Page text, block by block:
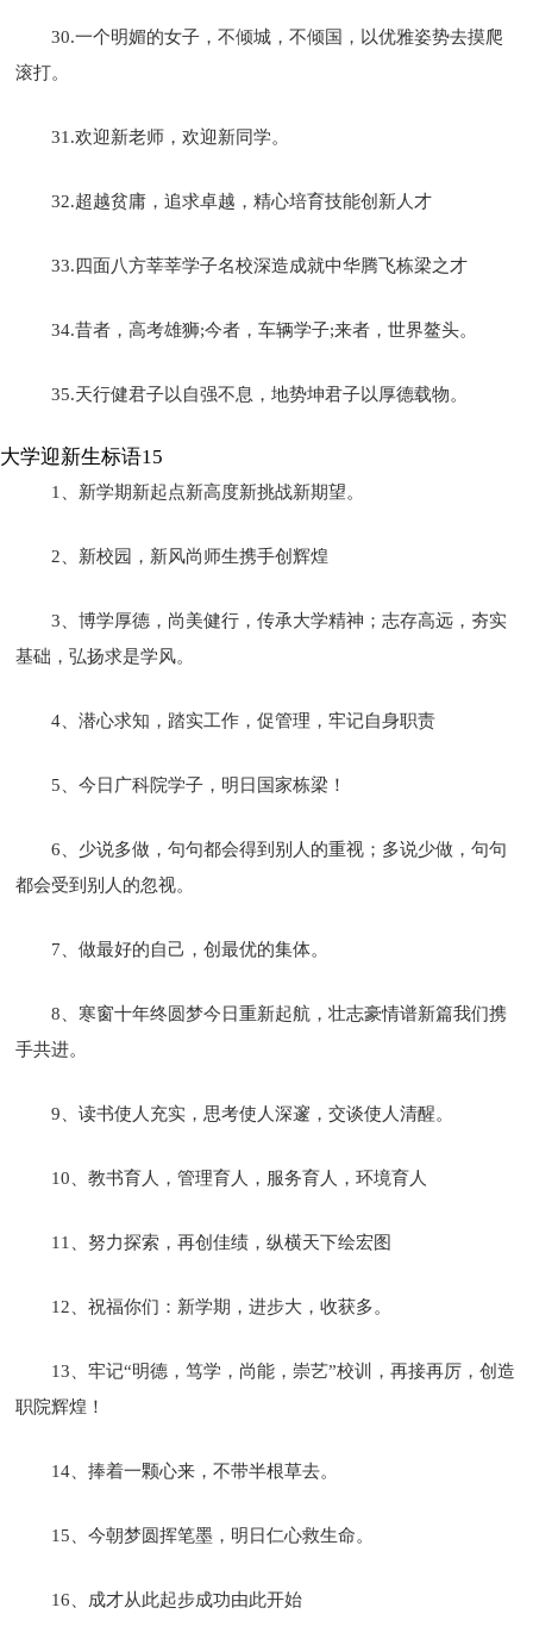
30.一个明媚的女子，不倾城，不倾国，以优雅姿势去摸爬
滚打。
31.欢迎新老师，欢迎新同学。
32.超越贫庸，追求卓越，精心培育技能创新人才
33.四面八方莘莘学子名校深造成就中华腾飞栋梁之才
34.昔者，高考雄狮;今者，车辆学子;来者，世界鳌头。
35.天行健君子以自强不息，地势坤君子以厚德载物。
大学迎新生标语15
1、新学期新起点新高度新挑战新期望。
2、新校园，新风尚师生携手创辉煌
3、博学厚德，尚美健行，传承大学精神；志存高远，夯实
基础，弘扬求是学风。
4、潜心求知，踏实工作，促管理，牢记自身职责
5、今日广科院学子，明日国家栋梁！
6、少说多做，句句都会得到别人的重视；多说少做，句句
都会受到别人的忽视。
7、做最好的自己，创最优的集体。
8、寒窗十年终圆梦今日重新起航，壮志豪情谱新篇我们携
手共进。
9、读书使人充实，思考使人深邃，交谈使人清醒。
10、教书育人，管理育人，服务育人，环境育人
11、努力探索，再创佳绩，纵横天下绘宏图
12、祝福你们：新学期，进步大，收获多。
13、牢记“明德，笃学，尚能，崇艺”校训，再接再厉，创造
职院辉煌！
14、捧着一颗心来，不带半根草去。
15、今朝梦圆挥笔墨，明日仁心救生命。
16、成才从此起步成功由此开始